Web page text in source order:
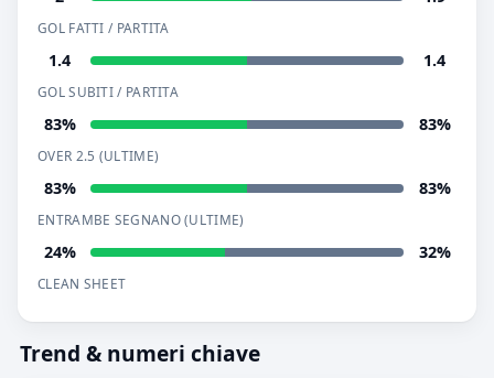
GOL FATTI / PARTITA
1.4 1.4
GOL SUBITI / PARTITA
83% 83%
OVER 2.5 (ULTIME)
83% 83%
ENTRAMBE SEGNANO (ULTIME)
24% 32%
CLEAN SHEET
Trend & numeri chiave